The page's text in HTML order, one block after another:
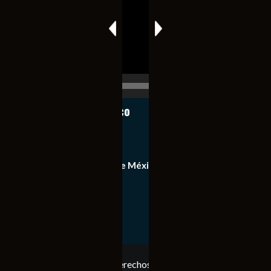
Notiexpress de México
Equipo de Notiexpress de México
Copyright © Todos los derechos reservados. Notiexpress